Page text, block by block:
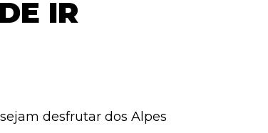
IR
desfrutar dos Alpes